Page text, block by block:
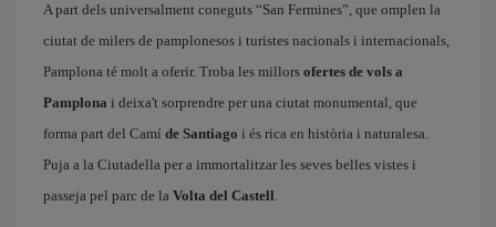
A part dels universalment coneguts “San Fermines”, que omplen la
ciutat de milers de pamplonesos i turistes nacionals i internacionals,
Pamplona té molt a oferir. Troba les millors ofertes de vols a
Pamplona i deixa't sorprendre per una ciutat monumental, que
forma part del Camí de Santiago i és rica en història i naturalesa.
Puja a la Ciutadella per a immortalitzar les seves belles vistes i
passeja pel parc de la Volta del Castell.